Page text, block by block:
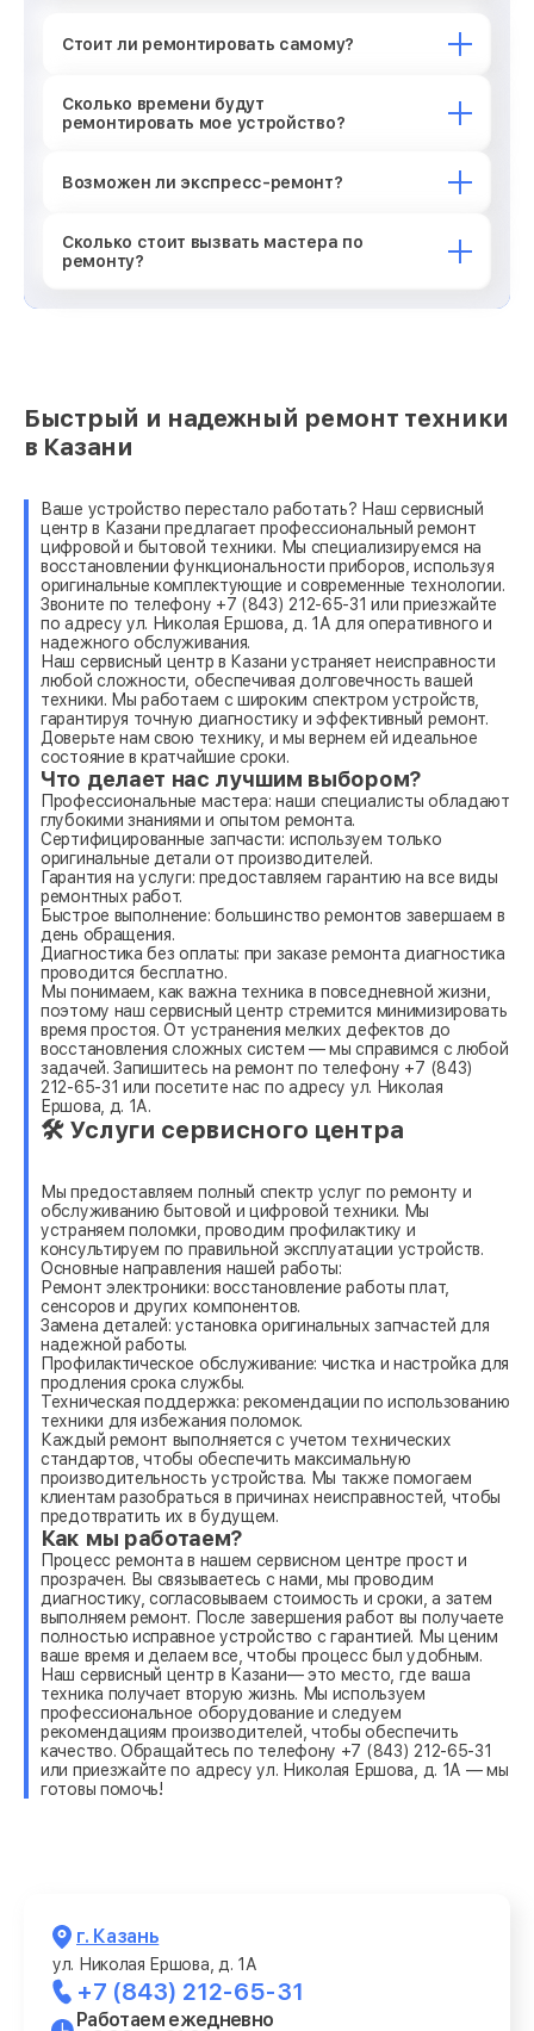
Стоит ли ремонтировать самому?
Сколько времени будут
ремонтировать мое устройство?
Возможен ли экспресс-ремонт?
Сколько стоит вызвать мастера по
ремонту?
Быстрый и надежный ремонт техники
в Казани
Ваше устройство перестало работать? Наш сервисный
центр в Казани предлагает профессиональный ремонт
цифровой и бытовой техники. Мы специализируемся на
восстановлении функциональности приборов, используя
оригинальные комплектующие и современные технологии.
Звоните по телефону +7 (843) 212-65-31 или приезжайте
по адресу ул. Николая Ершова, д. 1А для оперативного и
надежного обслуживания.
Наш сервисный центр в Казани устраняет неисправности
любой сложности, обеспечивая долговечность вашей
техники. Мы работаем с широким спектром устройств,
гарантируя точную диагностику и эффективный ремонт.
Доверьте нам свою технику, и мы вернем ей идеальное
состояние в кратчайшие сроки.
Что делает нас лучшим выбором?
Профессиональные мастера: наши специалисты обладают
глубокими знаниями и опытом ремонта.
Сертифицированные запчасти: используем только
оригинальные детали от производителей.
Гарантия на услуги: предоставляем гарантию на все виды
ремонтных работ.
Быстрое выполнение: большинство ремонтов завершаем в
день обращения.
Диагностика без оплаты: при заказе ремонта диагностика
проводится бесплатно.
Мы понимаем, как важна техника в повседневной жизни,
поэтому наш сервисный центр стремится минимизировать
время простоя. От устранения мелких дефектов до
восстановления сложных систем — мы справимся с любой
задачей. Запишитесь на ремонт по телефону +7 (843)
212-65-31 или посетите нас по адресу ул. Николая
Ершова, д. 1А.
🛠 Услуги сервисного центра
Мы предоставляем полный спектр услуг по ремонту и
обслуживанию бытовой и цифровой техники. Мы
устраняем поломки, проводим профилактику и
консультируем по правильной эксплуатации устройств.
Основные направления нашей работы:
Ремонт электроники: восстановление работы плат,
сенсоров и других компонентов.
Замена деталей: установка оригинальных запчастей для
надежной работы.
Профилактическое обслуживание: чистка и настройка для
продления срока службы.
Техническая поддержка: рекомендации по использованию
техники для избежания поломок.
Каждый ремонт выполняется с учетом технических
стандартов, чтобы обеспечить максимальную
производительность устройства. Мы также помогаем
клиентам разобраться в причинах неисправностей, чтобы
предотвратить их в будущем.
Как мы работаем?
Процесс ремонта в нашем сервисном центре прост и
прозрачен. Вы связываетесь с нами, мы проводим
диагностику, согласовываем стоимость и сроки, а затем
выполняем ремонт. После завершения работ вы получаете
полностью исправное устройство с гарантией. Мы ценим
ваше время и делаем все, чтобы процесс был удобным.
Наш сервисный центр в Казани— это место, где ваша
техника получает вторую жизнь. Мы используем
профессиональное оборудование и следуем
рекомендациям производителей, чтобы обеспечить
качество. Обращайтесь по телефону +7 (843) 212-65-31
или приезжайте по адресу ул. Николая Ершова, д. 1А — мы
готовы помочь!
г. Казань
ул. Николая Ершова, д. 1А
+7 (843) 212-65-31
Работаем ежедневно